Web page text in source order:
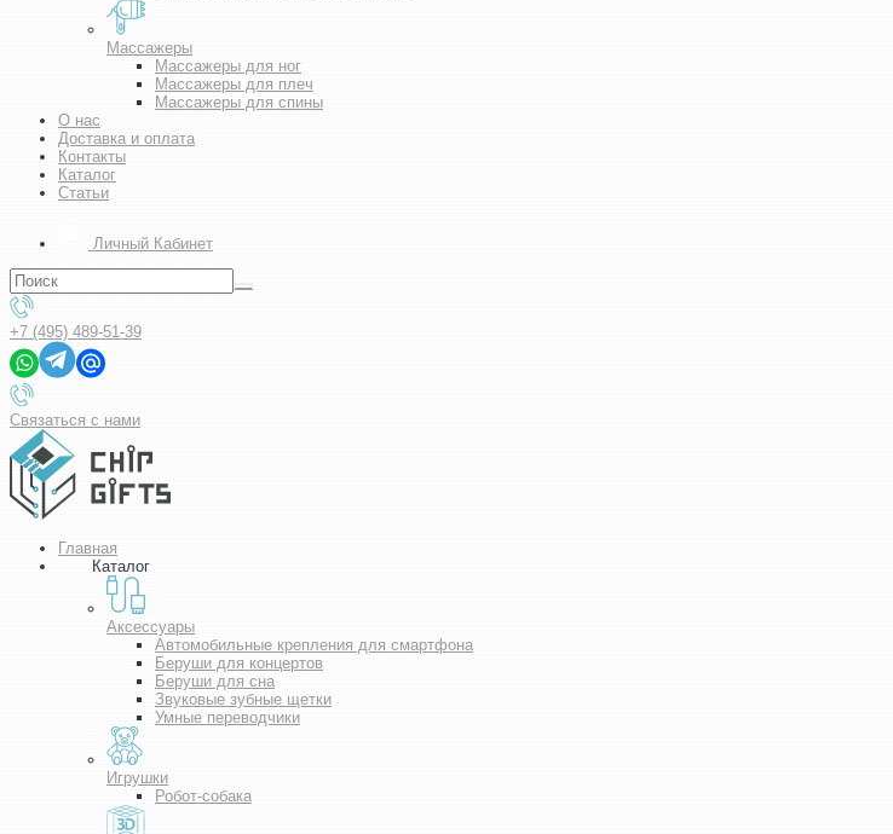
Массажеры
Массажеры для ног
Массажеры для плеч
Массажеры для спины
О нас
Доставка и оплата
Контакты
Каталог
Статьи
Личный Кабинет
+7 (495) 489-51-39
Связаться с нами
Главная
Каталог
Аксессуары
Автомобильные крепления для смартфона
Беруши для концертов
Беруши для сна
Звуковые зубные щетки
Умные переводчики
Игрушки
Робот-собака